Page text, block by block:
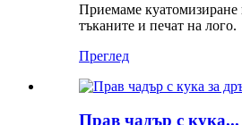
Приемаме куатомизиране
тъканите и печат на лого.
Преглед
Прав чадър с кука...